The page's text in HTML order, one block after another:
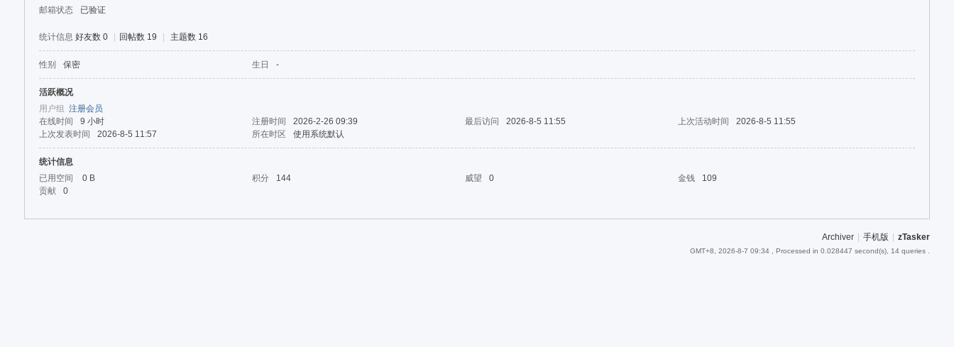
邮箱状态
已验证
统计信息 好友数 0 回帖数 19 主题数 16
性别 保密 生日 -
活跃概况
用户组 注册会员
在线时间
9 小时 注册时间 2026-2-26 09:39 最后访问 2026-8-5 11:55 上次活动时间
2026-8-5 11:55
上次发表时间
2026-8-5 11:57 所在时区 使用系统默认
统计信息
已用空间
0 B 积分 144 威望 0 金钱
109
贡献
0
Archiver 手机版 zTasker
GMT+8, 2026-8-7 09:34 , Processed in 0.028447 second(s), 14 queries .